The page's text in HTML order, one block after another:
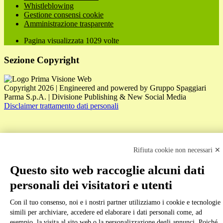
Whistleblowing
Gestione consensi cookie
Amministrazione trasparente
Pagina visualizzata 1029 volte
Sezione Copyright
Copyright 2026 | Engineered and powered by Gruppo Spaggiari
Parma S.p.A. | Divisione Publishing & New Social Media
Disclaimer trattamento dati personali
Back to top
Rifiuta cookie non necessari ✕
Questo sito web raccoglie alcuni dati
personali dei visitatori e utenti
Con il tuo consenso, noi e i nostri partner utilizziamo i cookie e tecnologie
simili per archiviare, accedere ed elaborare i dati personali come, ad